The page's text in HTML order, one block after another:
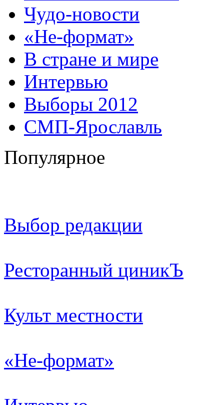
Чудо-новости
«Не-формат»
В стране и мире
Интервью
Выборы 2012
СМП-Ярославль
Популярное
Выбор редакции
Ресторанный циникЪ
Культ местности
«Не-формат»